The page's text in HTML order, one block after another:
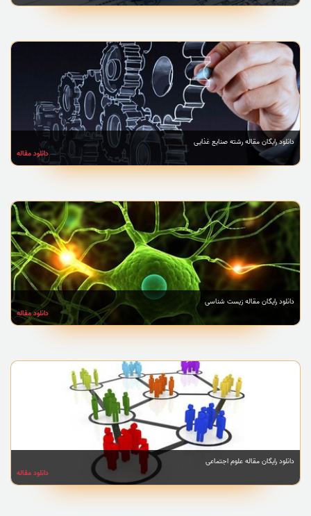
دانلود رایگان مقاله رشته صنایع غذایی
دانلود مقاله
دانلود رایگان مقاله زیست شناسی
دانلود مقاله
دانلود رایگان مقاله علوم اجتماعی
دانلود مقاله